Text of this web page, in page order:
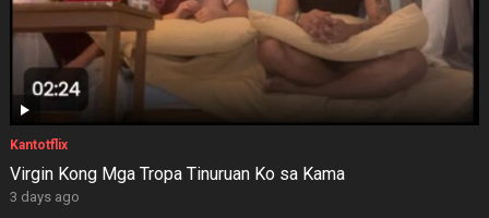
Kantotflix
Virgin Kong Mga Tropa Tinuruan Ko sa Kama
3 days ago